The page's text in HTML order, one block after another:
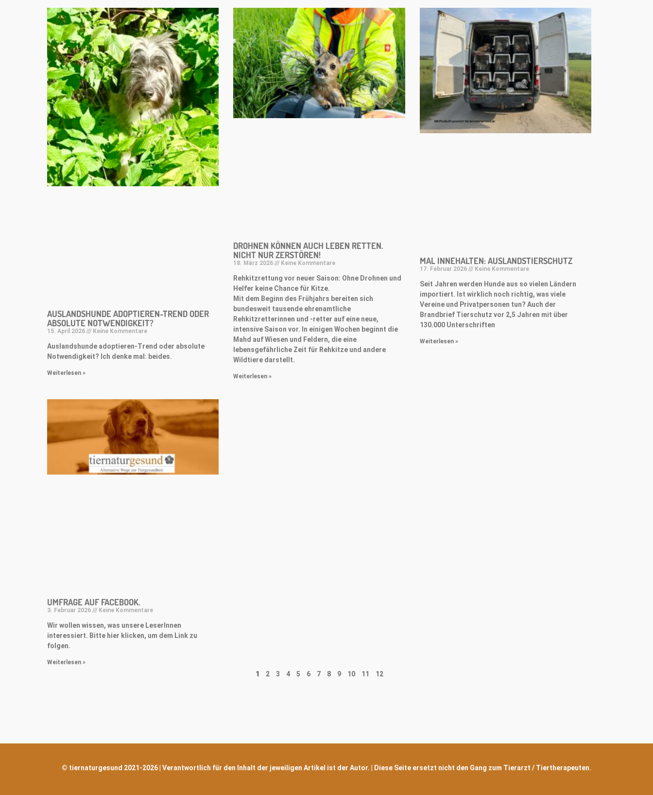
AUSLANDSHUNDE ADOPTIEREN-TREND ODER
ABSOLUTE NOTWENDIGKEIT?
15. April 2026 Keine Kommentare
Auslandshunde adoptieren-Trend oder absolute
Notwendigkeit? Ich denke mal: beides.
Weiterlesen »
DROHNEN KÖNNEN AUCH LEBEN RETTEN.
NICHT NUR ZERSTÖREN!
18. März 2026 Keine Kommentare
Rehkitzrettung vor neuer Saison: Ohne Drohnen und
Helfer keine Chance für Kitze.
Mit dem Beginn des Frühjahrs bereiten sich
bundesweit tausende ehrenamtliche
Rehkitzretterinnen und -retter auf eine neue,
intensive Saison vor. In einigen Wochen beginnt die
Mahd auf Wiesen und Feldern, die eine
lebensgefährliche Zeit für Rehkitze und andere
Wildtiere darstellt.
Weiterlesen »
MAL INNEHALTEN: AUSLANDSTIERSCHUTZ
17. Februar 2026 Keine Kommentare
Seit Jahren werden Hunde aus so vielen Ländern
importiert. Ist wirklich noch richtig, was viele
Vereine und Privatpersonen tun? Auch der
Brandbrief Tierschutz vor 2,5 Jahren mit über
130.000 Unterschriften
Weiterlesen »
UMFRAGE AUF FACEBOOK.
3. Februar 2026 Keine Kommentare
Wir wollen wissen, was unsere LeserInnen
interessiert. Bitte hier klicken, um dem Link zu
folgen.
Weiterlesen »
1 2 3 4 5 6 7 8 9 10 11 12
© tiernaturgesund 2021-2026 | Verantwortlich für den Inhalt der jeweiligen Artikel ist der Autor. | Diese Seite ersetzt nicht den Gang zum Tierarzt / Tiertherapeuten.